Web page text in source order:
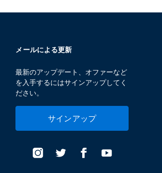
メールによる更新
最新のアップデート、オファーなど
を入手するにはサインアップしてく
ださい。
サインアップ